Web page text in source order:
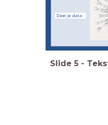
Deel je data
Slide 5 -